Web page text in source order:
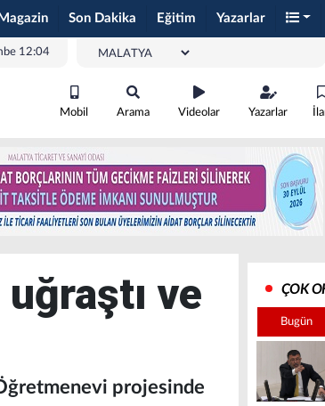
Magazin Son Dakika Eğitim Yazarlar
12:04
Mobil Arama Videolar Yazarlar
ve
projesinde
ÇOK
Bugün